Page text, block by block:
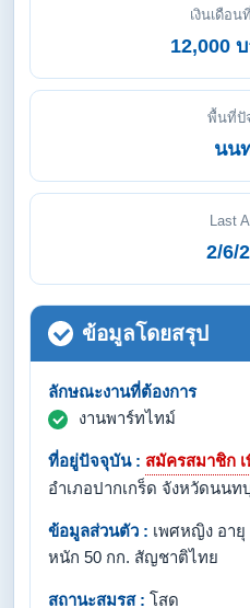
เงินเดือน
12,000
พื้นที่ปั
นน
Last
2/6/
ข้อมูลโดยสรุป
ลักษณะงานที่ต้องการ
งานพาร์ทไทม์
ที่อยู่ปัจจุบัน : สมัครสมาชิก
อำเภอปากเกร็ด จังหวัดนนท
ข้อมูลส่วนตัว : เพศหญิง อายุ
หนัก 50 กก. สัญชาติไทย
สถานะสมรส : โสด